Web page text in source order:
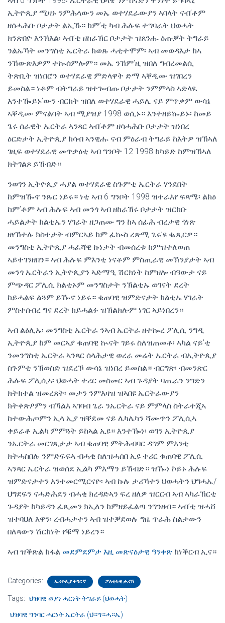
ኢትዮጲያ ሚዛኑ ንምሕላውን መኤ ወተሃደራውያን ኣባላት ናብ’ቶም
ዘሰሓሕቡ ቦታታት ልኢኹ። ከም’ቲ ካብ ሕሉፍ ተግባራት ህወሓት
ክንጽበዮ እንኽእል፡ ኣብ’ቲ ዘከራኽር ቦታታት ዝጸንሑ ዕጡቓት ትግራይ
ንልኡኻት መንግስቲ ኤርትራ ክወጹ ሓቲተሞም፡ ኣብ መወዳእታ ከኣ
ንኸውጽእዎም ተኲሰምሎም። መኤ ንኸም’ዚ ዝበለ ግብረመልሲ
ትጽቢት ዝነበሮን ወተሃደራዊ ምድላዋት ድማ ኣቐዲሙ ዝገበረን
ይመስል። ነቶም ብትግራይ ዝተጐብጡ ቦታታት ንምምላስ ኣድላዪ
እንተዀይኑ’ውን ብርክት ዝበለ ወተሃደራዊ ሓይሊ ናይ ምጥቃም ውሳኔ
ኣቐዲሙ ምናልባት ኣብ ሚያዝያ 1998 ወሲኑ። እንተዘይኰይኑ፡ ከመይ
ጌሩ ሰራዊት ኤርትራ ኣንጻር ኣብ’ቶም ዘሳሓሕቡ ቦታታት ዝነበረ
ዕርድታት ኢትዮጲያ ክሳብ ኣንዊሑ ናብ ምዕራብ ትግራይ ከእትዎ ዝኸኣለ
ገዚፍ ወተሃደራዊ መጥቃዕቲ ኣብ ግንቦት 12 1998 ከካይድ ከምዝኸኣለ
ክትገልጾ ይኸብድ።
ንወገን ኢትዮጲያ ሓያል ወተሃደራዊ ስጉምቲ ኤርትራ ሃንደበት
ከምዝዀኖ ንጹር ነይሩ። ነቲ ኣብ 6 ግንቦት 1998 ዝተራእየ ፍጻሜ፡ ልክዕ
ከም’ቶም ኣብ ሕሉፍ ኣብ መንጎ ኣብ ዘከራኽሩ ቦታታት ዝርከቡ
ሓይልታት ክልቲኤን ሃገራት ዘጋጠሙ ግን ከኣ ሰፊሕ ብረታዊ ጎነጽ
ዘየኸተሉ ክስተታት ብምርኣይ ከም ፈኲስ ረጽሚ ጌሩ’ዩ ቈጺርዎ።
መንግስቲ ኢትዮጲያ ሓፈሻዊ ኩነታት ብመሰረቱ ከምዝተለወጠ
ኣይተገንዘበን። ኣብ ሕሉፍ ምእንቲ ነናቶም ምስጢራዊ መኽንያታት ኣብ
መንጎ ኤርትራን ኢትዮጲያን ኣድማዒ ሽርክነት ከምዘሎ ብዓውታ ናይ
ምጭዳር ፖሊሲ ክልቲኦም መንግስታት ንኽልቲኡ ወገናት ደረት
ከይሓልፍ ልጓም ይዀኖ ነይሩ። ቁጠባዊ ዝምድናታት ክልቲኡ ሃገራት
ምስተሰብረ ግና ደረት ከይሓልፉ ዝኽልክሎም ነገር ኣይነበረን።
ኣብ ልዕሊኡ፡ መንግስቲ ኤርትራ ንኣብ ኤርትራ ዘተኰረ ፖሊሲ ንግዲ
ኢትዮጲያ ከም መርኣያ ቁጠባዊ ኲናት ገይሩ ስለዝጠመቶ፡ ኣካል ናይ’ቲ
ንመንግስቲ ኤርትራ ኣንጻር ሰላሕታዊ ወረራ መሬት ኤርትራ ብኢትዮጲያ
ስጉምቲ ንኽወስድ ዝደረኾ ውሳኔ ዝነበረ ይመስል። ብርግጽ፡ ብመንጽር
ሕሉፍ ፖሊሲኣ፡ ህወሓት ተሪር መስመር ኣብ ጉዳያት ባጤራን ንግድን
ክትክተል ዝመረጸት፡ መታን ንምእዛዝ ዝኣበዩ ኤርትራውያን
ክትቀጽዖምን ብኻልእ ኣገባብ ጌራ ንኤርትራ ናይ ምምላስ ስትራተጂኣ
ከተውሕጦምን ኢላ ኢያ ዝቐደመ ናይ ሌካሌካን ሻሙጥን ፖሊሲኣ
ቀይራቶ ኢልካ ምምጓት ይከኣል ኢዩ። እንተዀነ፡ ወገን ኢትዮጲያ
ንኤርትራ መርገጺታታ ኣብ ቁጠባዊ ምትሕብባር ዳግም ምእንቲ
ክትሓስበሉ ንምድፍፍኣ ብሓቂ ስለዝሓሰበ ኢዩ ተሪር ቁጠባዊ ፖሊሲ
ኣንጻር ኤርትራ ዝወሰደ ኢልካ ምእማን ይኸብድ። ዝዀነ ኮይኑ ሕሉፍ
ዝምድናታተን እንተመርሚርናዮ፡ ኣብ ኩሉ ታሪኻተን ህወሓትን ህግሓኤ/
ህግደፍን ናሓድሕደን ብሓቂ ክረዳድኣን ፍረ ዘለዎ ዝርርብ ኣብ ኣካራኸርቲ
ጉዳያት ከካይዳን ፈጺመን ክኢለን ከምዘይፈልጣ ንግንዘብ። ኣብ’ቲ ዝሓሸ
ዝተባህለ እዋን፡ ረብሓታተን ኣብ ዝተቓደወሉ ግዜ ጥራሕ ስልታውን
በለጻውን ሽርክነት የቑማ ነይረን።
ኣብ ዝቕጽል ክፋል መደምደምታ እዚ መጽናዕታዊ ዓንቀጽ ከነቕርብ ኢና።
Categories: ኤሪዮጲያ ትግርኛ ፖለቲካዊ ታሪኽ
Tags: ህዝባዊ ወያነ ሓርነት ትግራይ (ህወሓት)
ህዝባዊ ግንባር ሓርነት ኤርትራ (ህ።ግ።ሓ።ኤ)